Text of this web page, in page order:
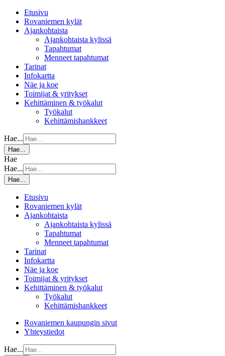
Etusivu
Rovaniemen kylät
Ajankohtaista
Ajankohtaista kylissä
Tapahtumat
Menneet tapahtumat
Tarinat
Infokartta
Näe ja koe
Toimijat & yritykset
Kehittäminen & työkalut
Työkalut
Kehittämishankkeet
Hae...
Hae...
Hae
Hae...
Hae...
Etusivu
Rovaniemen kylät
Ajankohtaista
Ajankohtaista kylissä
Tapahtumat
Menneet tapahtumat
Tarinat
Infokartta
Näe ja koe
Toimijat & yritykset
Kehittäminen & työkalut
Työkalut
Kehittämishankkeet
Rovaniemen kaupungin sivut
Yhteystiedot
Hae...